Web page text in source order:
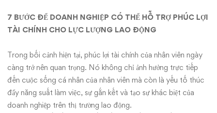
THỂ
HỖ
TRỢ
PHÚC
LỢI
7 BƯỚC ĐỂ DOANH NGHIỆP CÓ THỂ HỖ TRỢ PHÚC LỢI
TÀI CHÍNH CHO LỰC LƯỢNG LAO ĐỘNG
Trong bối cảnh hiện tại, phúc lợi tài chính của nhân viên ngày
càng trở nên quan trọng. Nó không chỉ ảnh hưởng trực tiếp
đến cuộc sống cá nhân của nhân viên mà còn là yếu tố thúc
đẩy năng suất làm việc, sự gắn kết và tạo sự khác biệt của
doanh nghiệp trên thị trường lao động.